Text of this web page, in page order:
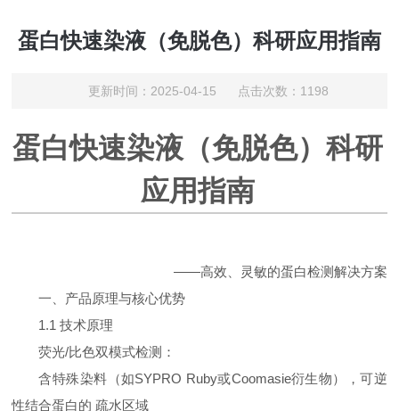
蛋白快速染液（免脱色）科研应用指南
更新时间：2025-04-15 点击次数：1198
蛋白快速染液（免脱色）科研
应用指南
——高效、灵敏的蛋白检测解决方案
一、产品原理与核心优势
1.1 技术原理
荧光/比色双模式检测：
含特殊染料（如SYPRO Ruby或Coomasie衍生物），可逆
性结合蛋白的 疏水区域